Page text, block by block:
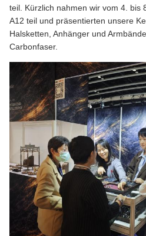
teil. Kürzlich nahmen wir vom 4. bis
A12 teil und präsentierten unsere
Halsketten, Anhänger und
Carbonfaser.